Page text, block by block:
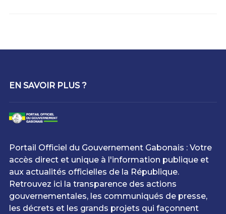
EN SAVOIR PLUS ?
Portail Officiel du Gouvernement Gabonais : Votre
accès direct et unique à l'information publique et
aux actualités officielles de la République.
Retrouvez ici la transparence des actions
gouvernementales, les communiqués de presse,
les décrets et les grands projets qui façonnent